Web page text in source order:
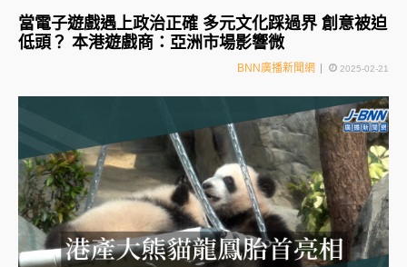
當電子遊戲遇上政治正確 多元文化踩過界 創意被迫
低頭？ 本港遊戲商：亞洲市場影響微
BNN廣播新聞網 2025-02-21